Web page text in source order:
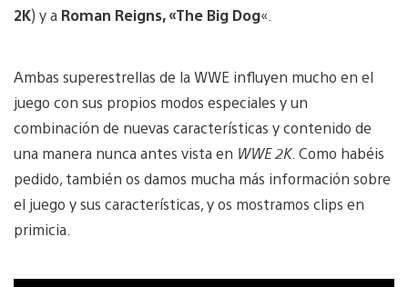
2K) y a Roman Reigns, «The Big Dog«.
Ambas superestrellas de la WWE influyen mucho en el
juego con sus propios modos especiales y un
combinación de nuevas características y contenido de
una manera nunca antes vista en WWE 2K. Como habéis
pedido, también os damos mucha más información sobre
el juego y sus características, y os mostramos clips en
primicia.